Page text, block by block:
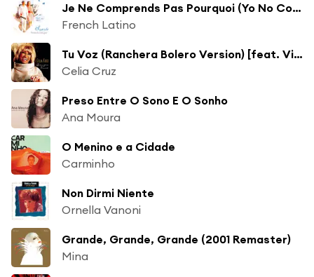
Je Ne Comprends Pas Pourquoi (Yo No Comprendo Porque)
French Latino
Tu Voz (Ranchera Bolero Version) [feat. Vicente Fernández]
Celia Cruz
Preso Entre O Sono E O Sonho
Ana Moura
O Menino e a Cidade
Carminho
Non Dirmi Niente
Ornella Vanoni
Grande, Grande, Grande (2001 Remaster)
Mina